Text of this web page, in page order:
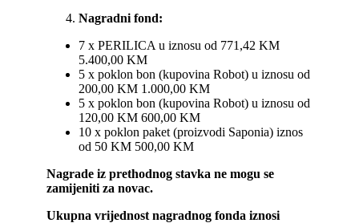
Nagradni fond:
7 x PERILICA u iznosu od 771,42 KM
5.400,00 KM
5 x poklon bon (kupovina Robot) u iznosu od
200,00 KM 1.000,00 KM
5 x poklon bon (kupovina Robot) u iznosu od
120,00 KM 600,00 KM
10 x poklon paket (proizvodi Saponia) iznos
od 50 KM 500,00 KM
Nagrade iz prethodnog stavka ne mogu se
zamijeniti za novac.
Ukupna vrijednost nagradnog fonda iznosi